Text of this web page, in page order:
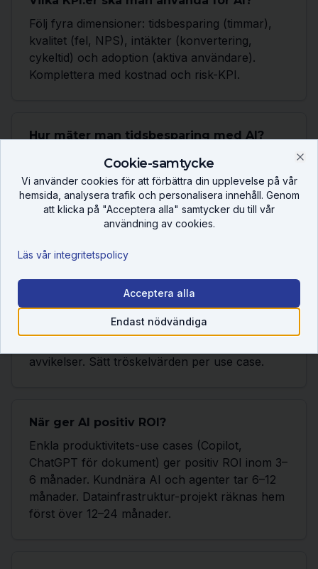
Följ fyra dimensioner: tidsbesparing (timmar),
kvalitet (fel, NPS), intäkter (konvertering,
cykeltid) och adoption (aktiva användare).
Komplettera med kostnad och risk-KPI.
Hur mäter man tidsbesparing med AI?
Mät handläggningstid före och efter, eller kör
en tvåveckors-loggning där användare noterar
sparad tid per uppgift. Räkna konservativt —
halvera självrapporterade siffror i första
Hur mäter man kvalitet och risk?
Kvalitet mäts via felfrekvens, kundnöjdhet och
antal iterationer. Risk mäts via antal incidenter,
avvikelser. Sätt tröskelvärden per use case.
När ger AI positiv ROI?
Enkla produktivitets-use cases (Copilot,
ChatGPT för dokument) ger positiv ROI inom 3–
6 månader. Kundnära AI och agenter tar 6–12
månader. Datainfrastruktur-projekt räknas hem
först över 12–24 månader.
Cookie-samtycke
Vi använder cookies för att förbättra din upplevelse på vår
hemsida, analysera trafik och personalisera innehåll. Genom
att klicka på "Acceptera alla" samtycker du till vår
användning av cookies.
Läs vår integritetspolicy
Endast nödvändiga
Acceptera alla